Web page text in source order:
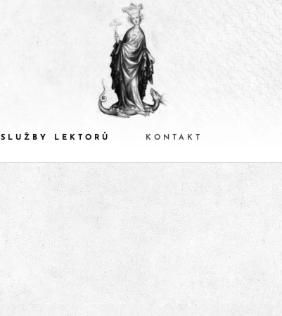
SLUŽBY LEKTORŮ KONTAKT